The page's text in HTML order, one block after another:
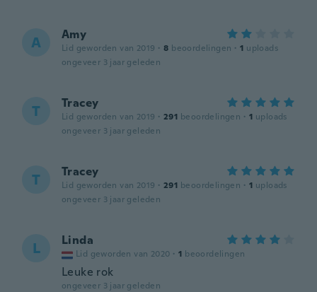
A Amy
Lid geworden van 2019 · 8 beoordelingen · 1 uploads
ongeveer 3 jaar geleden
T Tracey
Lid geworden van 2019 · 291 beoordelingen · 1 uploads
ongeveer 3 jaar geleden
T Tracey
Lid geworden van 2019 · 291 beoordelingen · 1 uploads
ongeveer 3 jaar geleden
L Linda
Lid geworden van 2020 · 1 beoordelingen
Leuke rok
ongeveer 3 jaar geleden